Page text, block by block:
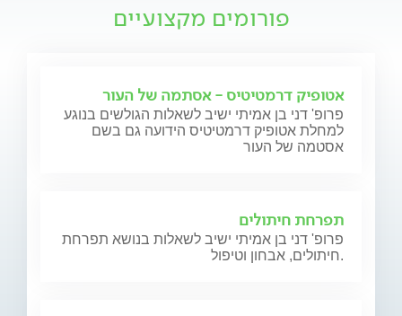
פורומים מקצועיים
אטופיק דרמטיטיס - אסתמה של העור
פרופ' דני בן אמיתי ישיב לשאלות הגולשים בנוגע
למחלת אטופיק דרמטיטיס הידועה גם בשם
אסטמה של העור
תפרחת חיתולים
פרופ' דני בן אמיתי ישיב לשאלות בנושא תפרחת
חיתולים, אבחון וטיפול.